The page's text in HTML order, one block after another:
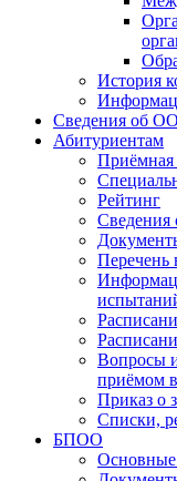
История
Сведения об ОО
Абитуриентам
Приёмная
Рейтинг
Сведения
Перечень
Вопросы
приёмом
Приказ о
Списки,
БПОО
Основные